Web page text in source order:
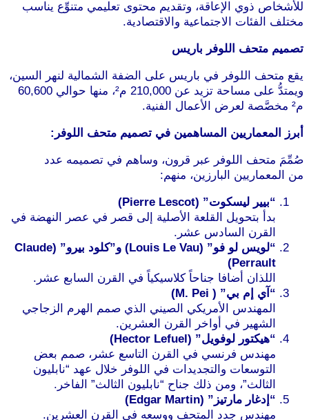
للأشخاص ذوي الإعاقة، وتقديم محتوى تعليمي متنوِّع يناسب
مختلف الفئات الاجتماعية والاقتصادية.
تصميم متحف اللوفر باريس
يقع متحف اللوفر في باريس على الضفة الشمالية لنهر السين،
ويمتدُّ على مساحة تزيد عن 210,000 م²، منها حوالي 60,600
م² مخصَّصة لعرض الأعمال الفنية.
أبرز المعماريين المساهمين في تصميم متحف اللوفر:
صُمِّمَ متحف اللوفر عبر قرون، وساهم في تصميمه عدد
من المعماريين البارزين، منهم:
“بيير ليسكوت” (Pierre Lescot)
بدأ بتحويل القلعة الأصلية إلى قصر في عصر النهضة في
القرن السادس عشر.
“لويس لو فو” (Louis Le Vau) و”كلود بيرو” (Claude
Perrault)
اللذان أضافا جناحاً كلاسيكياً في القرن السابع عشر.
“آي إم بي” ( M. Pei)
المهندس الأمريكي الصيني الذي صمم الهرم الزجاجي
الشهير في أواخر القرن العشرين.
“هيكتور لوفويل” (Hector Lefuel)
مهندس فرنسي في القرن التاسع عشر، صمم بعض
التوسعات والتجديدات في اللوفر خلال عهد “نابليون
الثالث”، ومن ذلك جناح “نابليون الثالث” الفاخر.
“إدغار مارتيز” (Edgar Martin)
مهندس جدد المتحف ووسعه في القرن العشرين.